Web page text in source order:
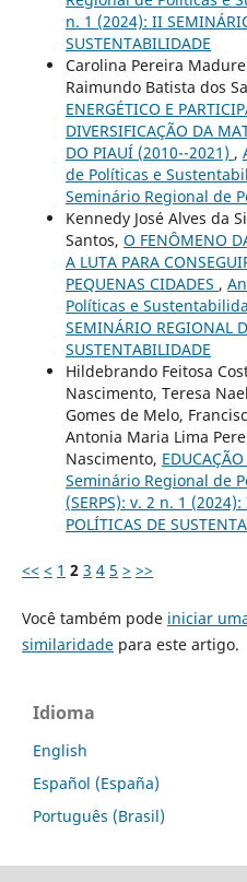
n. 1 (2024): II
SUSTENTABILIDADE
Carolina Pereira
Raimundo Batista dos
ENERGÉTICO E
DIVERSIFICAÇÃO DA
DO PIAUÍ (2010--2021) ,
de Políticas e
Seminário Regional de
Kennedy José Alves da
Santos, O FENÔMENO
A LUTA PARA
PEQUENAS CIDADES ,
Políticas e
SEMINÁRIO REGIONAL
SUSTENTABILIDADE
Hildebrando Feitosa
Nascimento, Teresa
Gomes de Melo,
Antonia Maria Lima
Nascimento,
Seminário Regional de
(SERPS): v. 2 n. 1
POLÍTICAS DE
<< < 1 2 3 4 5 > >>
Você também pode iniciar
similaridadepara este artigo.
Idioma
English
Español (España)
Português (Brasil)